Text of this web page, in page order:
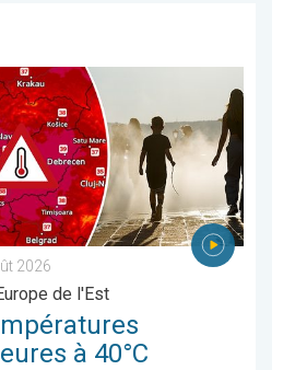
. . mardi 28 juillet 2026
supérieures à 40°C. Canicule
2026
de l'Est
à 40°C